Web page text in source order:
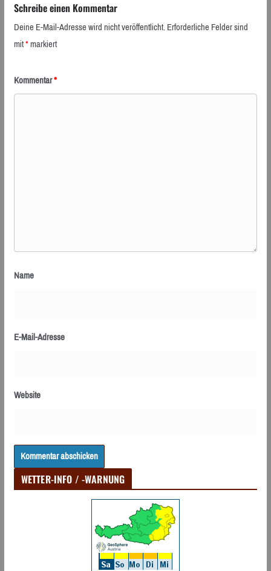
Schreibe einen Kommentar
Deine E-Mail-Adresse wird nicht veröffentlicht.Erforderliche Felder sind
mit*markiert
Kommentar*
Name
E-Mail-Adresse
Website
WETTER-INFO / -WARNUNG